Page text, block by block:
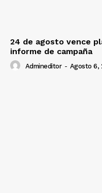
24 de agosto vence
informe de campaña
Admineditor - Agosto 6,